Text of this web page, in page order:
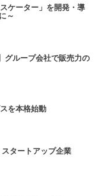
ケーター」を開発・導
～
グループ会社で販売力の
を本格始動
タートアップ企業